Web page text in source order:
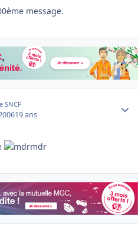
message.
SNCF
19 ans